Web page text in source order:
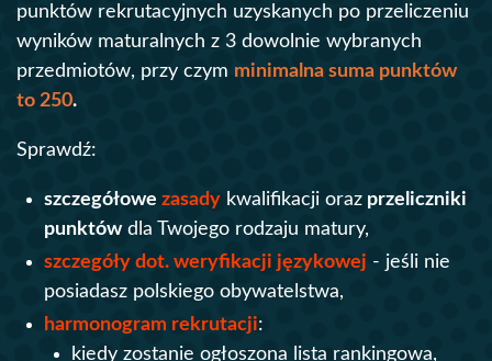
Opłaty za 4 rok
studiów
2 x9540 PLN 2 x9120 PLN
Opłaty za 5 rok
studiów
(2 semestry)
2 x10020 PLN
8 x 2505 PLN
2 x 9540 PLN
8 x 2385 PLN
punktów rekrutacyjnych uzyskanych po przeliczeniu
wyników maturalnych z 3 dowolnie wybranych
przedmiotów, przy czym minimalna suma punktów
to 250.
Sprawdź:
szczegółowe zasady kwalifikacji oraz przeliczniki
punktówdla Twojego rodzaju matury,
szczegóły dot. weryfikacji językowej - jeśli nie
posiadasz polskiego obywatelstwa,
harmonogram rekrutacji:
kiedy zostanie ogłoszona lista rankingowa,